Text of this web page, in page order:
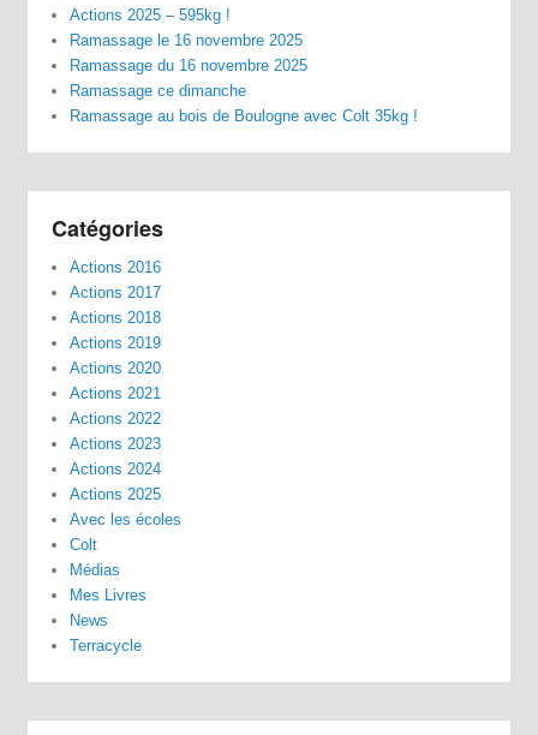
Actions 2025 – 595kg !
Ramassage le 16 novembre 2025
Ramassage du 16 novembre 2025
Ramassage ce dimanche
Ramassage au bois de Boulogne avec Colt 35kg !
Catégories
Actions 2016
Actions 2017
Actions 2018
Actions 2019
Actions 2020
Actions 2021
Actions 2022
Actions 2023
Actions 2024
Actions 2025
Avec les écoles
Colt
Médias
Mes Livres
News
Terracycle